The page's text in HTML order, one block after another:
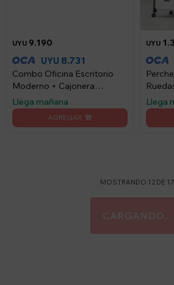
UYU 9.190
UYU 8.731
Combo Oficina Escritorio
Moderno + Cajonera
Funcional
Llega mañana
UYU
0.42m
Llega
MOSTRANDO 12DE 17